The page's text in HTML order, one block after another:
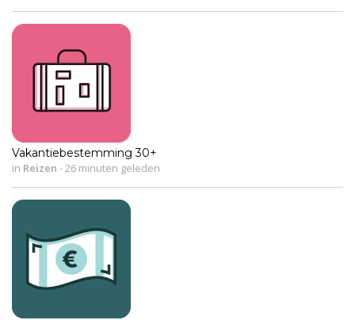
Vakantiebestemming 30+
in Reizen - 26 minuten geleden